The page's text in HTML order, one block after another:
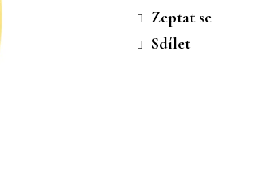
cena:Zeptat se
Sdílet